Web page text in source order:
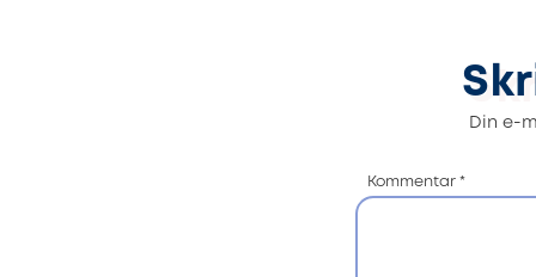
Din e-
Kommentar *